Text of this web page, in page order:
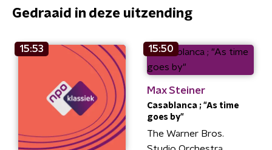
Gedraaid in deze uitzending
15:53 15:50
Max Steiner
Casablanca ; "As time
goes by"
The Warner Bros.